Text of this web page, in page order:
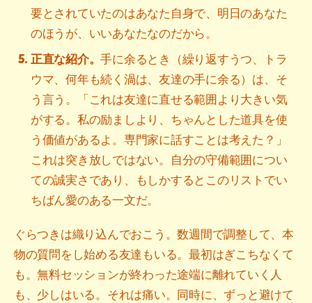
要とされていたのはあなた自身で、明日のあなた
のほうが、いいあなたなのだから。
正直な紹介。手に余るとき（繰り返すうつ、トラ
ウマ、何年も続く渦は、友達の手に余る）は、そ
う言う。「これは友達に直せる範囲より大きい気
がする。私の励ましより、ちゃんとした道具を使
う価値があるよ。専門家に話すことは考えた？」
これは突き放しではない。自分の守備範囲につい
ての誠実さであり、もしかするとこのリストでい
ちばん愛のある一文だ。
ぐらつきは織り込んでおこう。数週間で調整して、本
物の質問をし始める友達もいる。最初はぎこちなくて
も。無料セッションが終わった途端に離れていく人
も、少しはいる。それは痛い。同時に、ずっと避けて